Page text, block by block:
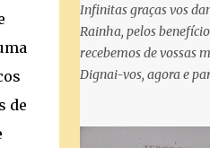
de
Infinitas graças vos
Rainha, pelos
recebemos de vossas
Dignai-vos, agora e
Salve Rainha: Salve